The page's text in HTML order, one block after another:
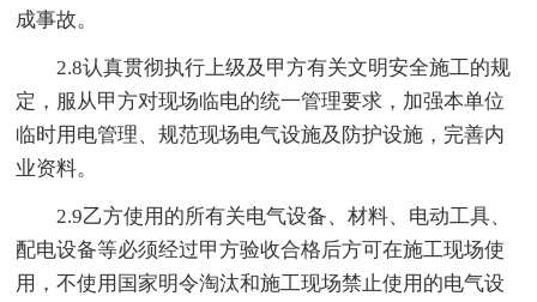
成事故。
2.8认真贯彻执行上级及甲方有关文明安全施工的规
定，服从甲方对现场临电的统一管理要求，加强本单位
临时用电管理、规范现场电气设施及防护设施，完善内
业资料。
2.9乙方使用的所有关电气设备、材料、电动工具、
配电设备等必须经过甲方验收合格后方可在施工现场使
用，不使用国家明令淘汰和施工现场禁止使用的电气设